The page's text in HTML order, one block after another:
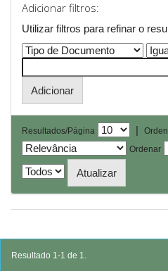
Adicionar filtros:
Utilizar filtros para refinar o
Resultados/Página |
Ordenar
Resultado 1-1 de 1.